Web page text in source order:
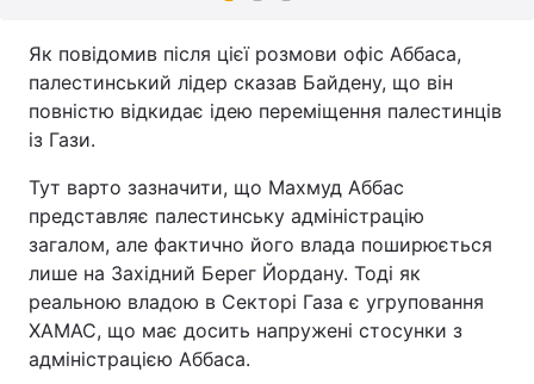
Як повідомив після цієї розмови офіс Аббаса,
палестинський лідер сказав Байдену, що він
повністю відкидає ідею переміщення палестинців
із Гази.
Тут варто зазначити, що Махмуд Аббас
представляє палестинську адміністрацію
загалом, але фактично його влада поширюється
лише на Західний Берег Йордану. Тоді як
реальною владою в Секторі Газа є угруповання
ХАМАС, що має досить напружені стосунки з
адміністрацією Аббаса.